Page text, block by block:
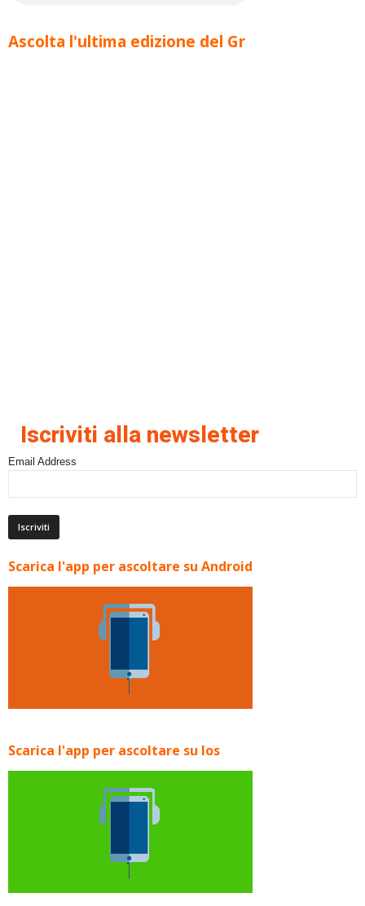
Ascolta l'ultima edizione del Gr
Iscriviti alla newsletter
Email Address
Scarica l'app per ascoltare su Android
Scarica l'app per ascoltare su Ios